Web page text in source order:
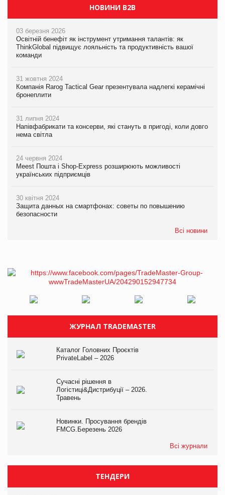
НОВИНИ B2B
03 березня 2026
Освітній бенефіт як інструмент утримання талантів: як
ThinkGlobal підвищує лояльність та продуктивність вашої
команди
31 жовтня 2024
Компанія Rarog Tactical Gear презентувала надлегкі керамічні
бронеплити
31 липня 2024
Напівфабрикати та консерви, які стануть в пригоді, коли довго
нема світла
24 червня 2024
Meest Пошта і Shop-Express розширюють можливості
українських підприємців
30 квітня 2024
Защита данных на смартфонах: советы по повышению
безопасности
Всі новини
ЖУРНАЛ TRADEMASTER
Каталог Головних Проєктів
PrivateLabel – 2026
Сучасні рішення в
Логістиці&Дистрибуції – 2026.
Травень
Новинки. Просування брендів
FMCG.Березень 2026
Всі журнали
ТЕНДЕРИ